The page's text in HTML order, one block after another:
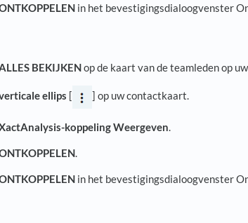
in het bevestigingsdialoogvenster
ALLES BEKIJKENop de kaart van de teamleden op
ellips [ ] op uw contactkaart.
koppeling Weergeven
in het bevestigingsdialoogvenster